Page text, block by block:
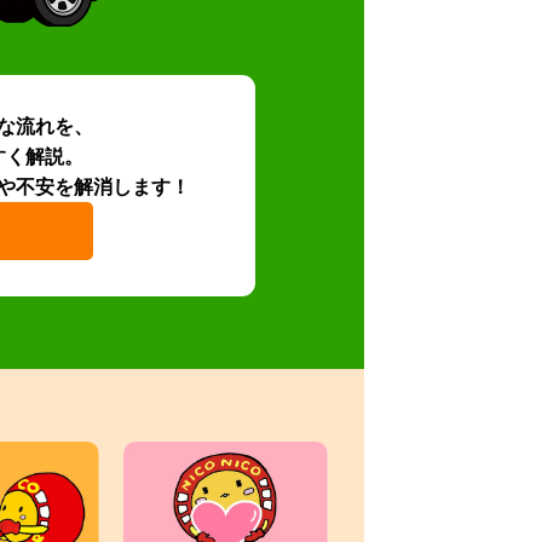
流れを、
解説。
不安を解消します！